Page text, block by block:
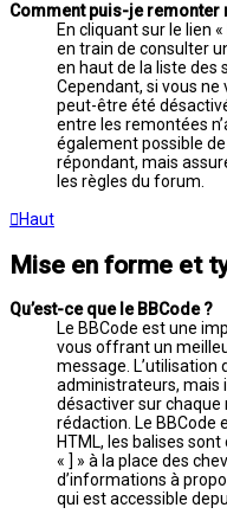
Comment puis-je remonter
En cliquant sur le lien
en train de consulter
en haut de la liste des
Cependant, si vous
peut-être été
entre les remontées
également possible
répondant, mais
les règles du forum.
Haut
Mise en forme et
Qu’est-ce que le BBCode ?
Le BBCode est une
vous offrant un
message. L’utilisation
administrateurs, mais
désactiver sur
rédaction. Le BBCode
HTML, les balises
« ] » à la place des
d’informations à
qui est accessible